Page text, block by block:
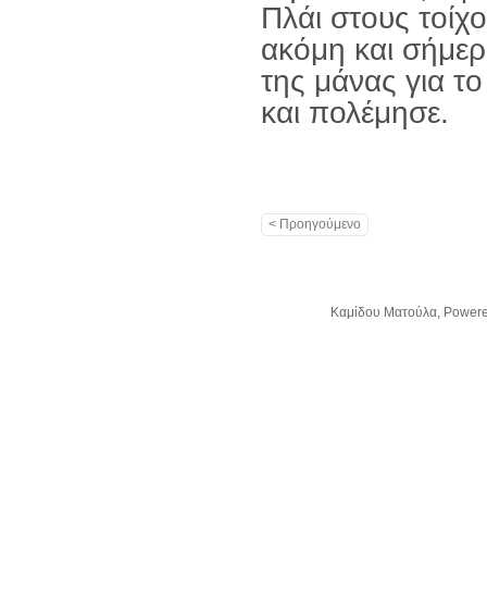
Πλάι στους
ακόμη και
της μάνας για
και πολέμησε.
< Προηγούμενο
Kαμίδου Ματούλα,